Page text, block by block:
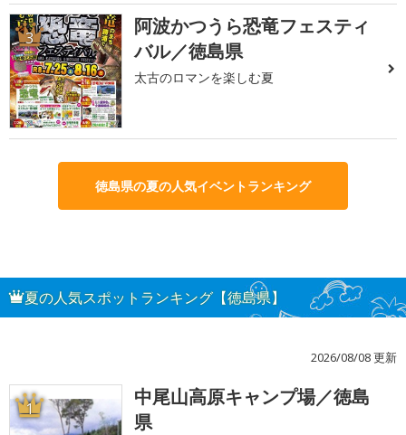
3
阿波かつうら恐竜フェスティ
バル／徳島県
太古のロマンを楽しむ夏
徳島県の夏の人気イベントランキング
夏の人気スポットランキング【徳島県】
2026/08/08 更新
1
中尾山高原キャンプ場／徳島
県